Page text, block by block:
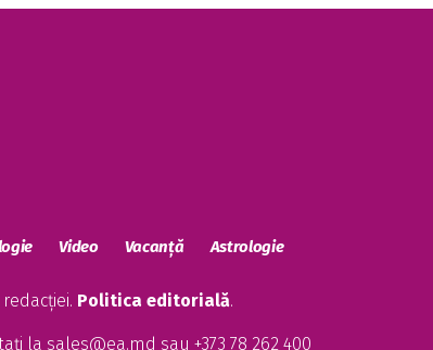
Video Vacanță Astrologie
Politica editorială.
la sales@ea.md sau +373 78 262 400